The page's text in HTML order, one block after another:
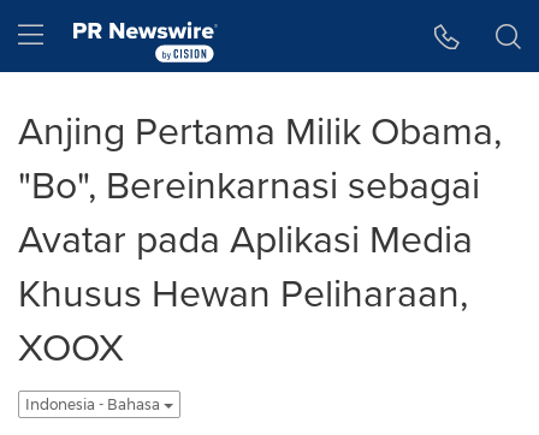
Hamburger menu
Anjing Pertama Milik Obama,
"Bo", Bereinkarnasi sebagai
Avatar pada Aplikasi Media
Khusus Hewan Peliharaan,
XOOX
Indonesia - Bahasa